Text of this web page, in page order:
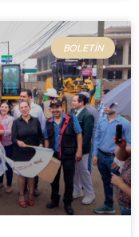
BOLETÍN